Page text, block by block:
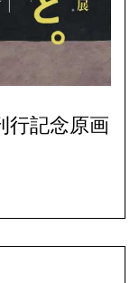
行記念原画